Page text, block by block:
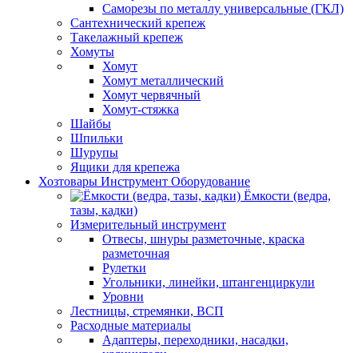
Саморезы по металлу универсальные (ГКЛ)
Сантехнический крепеж
Такелажный крепеж
Хомуты
Хомут
Хомут металлический
Хомут червячный
Хомут-стяжка
Шайбы
Шпильки
Шурупы
Ящики для крепежа
Хозтовары Инструмент Оборудование
Ёмкости (ведра,
тазы, кадки)
Измерительный инструмент
Отвесы, шнуры разметочные, краска
разметочная
Рулетки
Угольники, линейки, штангенциркули
Уровни
Лестницы, стремянки, ВСП
Расходные материалы
Адаптеры, переходники, насадки,